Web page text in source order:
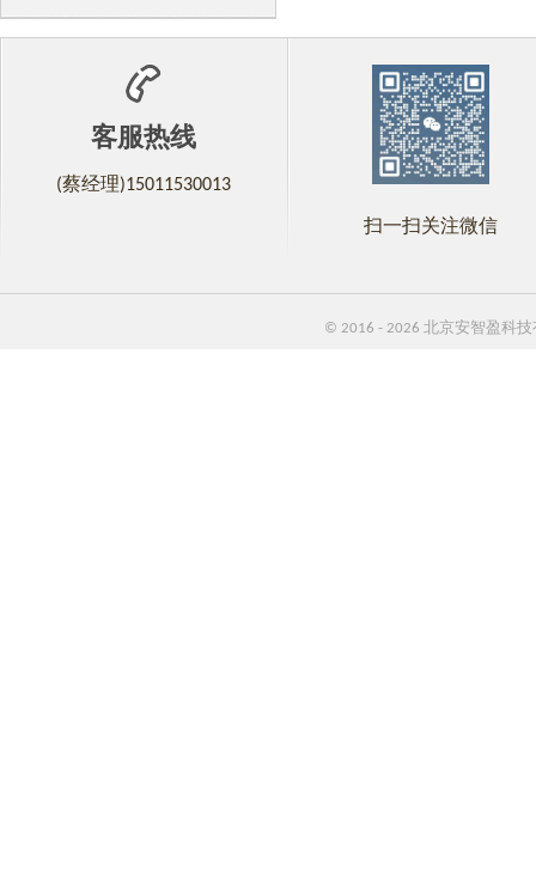
客服热线
(蔡经理)15011530013
扫一扫关注微信
© 2016 - 2026 北京安智盈科